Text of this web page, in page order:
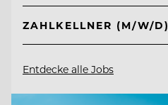
ZAHLKELLNER (M/W/D)
Entdecke alle Jobs